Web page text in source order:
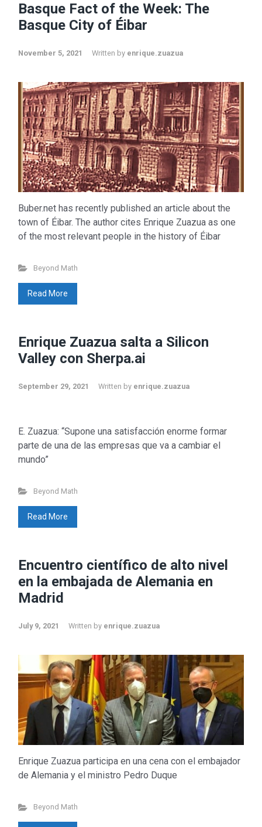
Basque Fact of the Week: The
Basque City of Éibar
November 5, 2021 Written by enrique.zuazua
Buber.net has recently published an article about the
town of Éibar. The author cites Enrique Zuazua as one
of the most relevant people in the history of Éibar
Beyond Math
Read More
Enrique Zuazua salta a Silicon
Valley con Sherpa.ai
September 29, 2021 Written by enrique.zuazua
E. Zuazua: “Supone una satisfacción enorme formar
parte de una de las empresas que va a cambiar el
mundo”
Beyond Math
Read More
Encuentro científico de alto nivel
en la embajada de Alemania en
Madrid
July 9, 2021 Written by enrique.zuazua
Enrique Zuazua participa en una cena con el embajador
de Alemania y el ministro Pedro Duque
Beyond Math